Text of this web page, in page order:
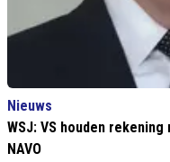
Nieuws
WSJ: VS houden
NAVO